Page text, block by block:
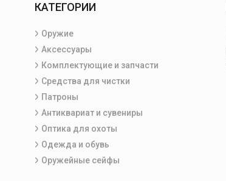
КАТЕГОРИИ
Оружие
Аксессуары
Комплектующие и запчасти
Средства для чистки
Патроны
Антиквариат и сувениры
Оптика для охоты
Одежда и обувь
Оружейные сейфы